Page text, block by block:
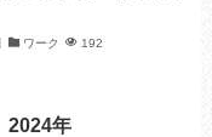
ワーク 192
年